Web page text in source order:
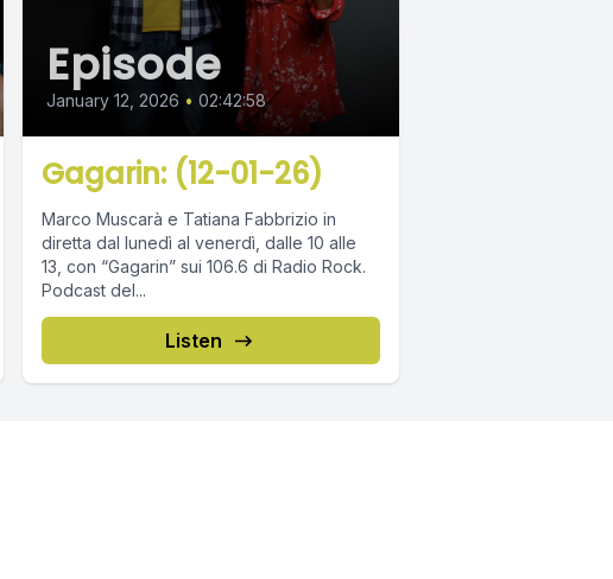
Episode
January 12, 2026 • 02:42:58
Gagarin: (12-01-26)
Marco Muscarà e Tatiana Fabbrizio in
diretta dal lunedì al venerdì, dalle 10 alle
13, con “Gagarin” sui 106.6 di Radio Rock.
Podcast del...
Listen